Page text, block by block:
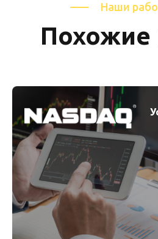
Наши
Похожие